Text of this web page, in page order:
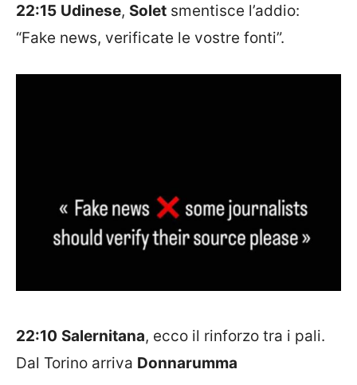
22:15 Udinese, Solet smentisce l’addio:
“Fake news, verificate le vostre fonti”.
22:10 Salernitana, ecco il rinforzo tra i pali.
Dal Torino arriva Donnarumma